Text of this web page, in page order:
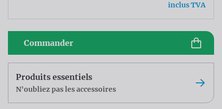
inclus TVA
Commander
Produits essentiels
N'oubliez pas les accessoires